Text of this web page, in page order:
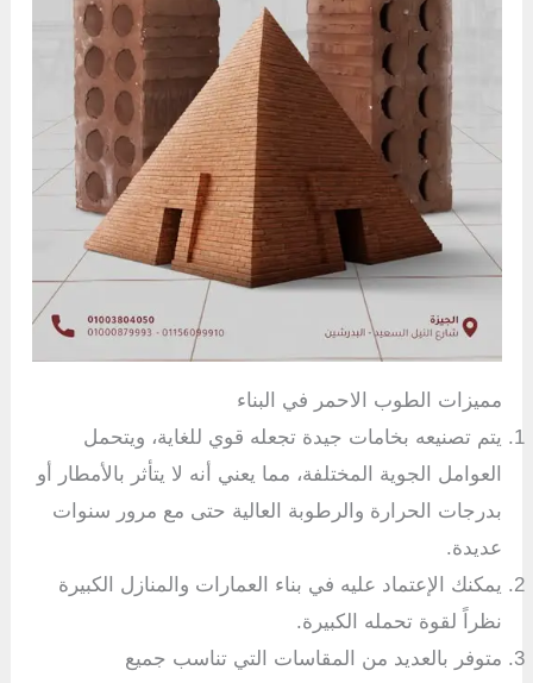
مميزات الطوب الاحمر في البناء
يتم تصنيعه بخامات جيدة تجعله قوي للغاية، ويتحمل
العوامل الجوية المختلفة، مما يعني أنه لا يتأثر بالأمطار أو
بدرجات الحرارة والرطوبة العالية حتى مع مرور سنوات
عديدة.
يمكنك الإعتماد عليه في بناء العمارات والمنازل الكبيرة
نظراً لقوة تحمله الكبيرة.
متوفر بالعديد من المقاسات التي تناسب جميع